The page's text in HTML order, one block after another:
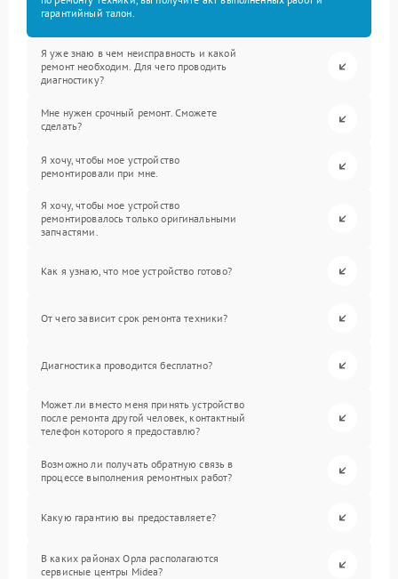
гарантийный талон.
Я уже знаю в чем неисправность и какой
ремонт необходим. Для чего проводить
диагностику?
Мне нужен срочный ремонт. Сможете
сделать?
Я хочу, чтобы мое устройство
ремонтировали при мне.
Я хочу, чтобы мое устройство
ремонтировалось только оригинальными
запчастями.
Как я узнаю, что мое устройство готово?
От чего зависит срок ремонта техники?
Диагностика проводится бесплатно?
Может ли вместо меня принять устройство
после ремонта другой человек, контактный
телефон которого я предоставлю?
Возможно ли получать обратную связь в
процессе выполнения ремонтных работ?
Какую гарантию вы предоставляете?
В каких районах Орла располагаются
сервисные центры Midea?